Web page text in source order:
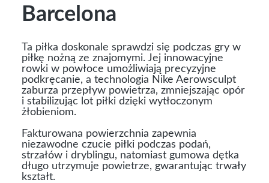
Barcelona
Ta piłka doskonale sprawdzi się podczas gry w
piłkę nożną ze znajomymi. Jej innowacyjne
rowki w powłoce umożliwiają precyzyjne
podkręcanie, a technologia Nike Aerowsculpt
zaburza przepływ powietrza, zmniejszając opór
i stabilizując lot piłki dzięki wytłoczonym
żłobieniom.
Fakturowana powierzchnia zapewnia
niezawodne czucie piłki podczas podań,
strzałów i dryblingu, natomiast gumowa dętka
długo utrzymuje powietrze, gwarantując trwały
kształt.